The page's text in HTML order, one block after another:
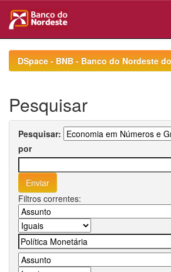
navigationDSpace - BNB - Banco do Nordeste
Pesquisar
Pesquisar:
por
Filtros correntes: